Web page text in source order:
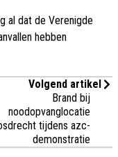
al dat de Verenigde
hebben
Volgend artikel
Brand bij
noodopvanglocatie
tijdens azc-
demonstratie